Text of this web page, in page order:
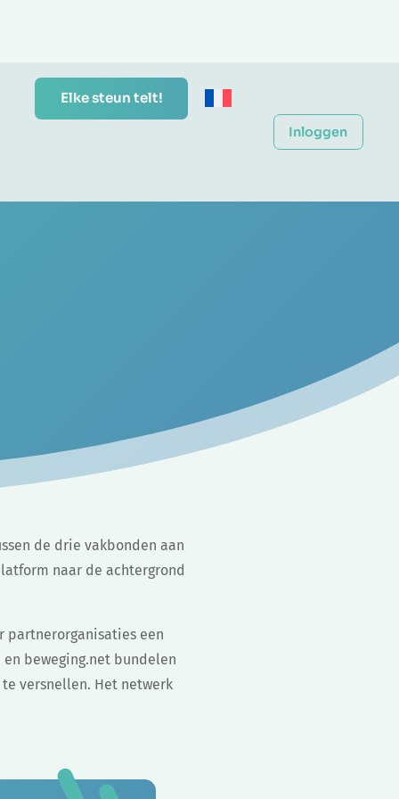
Elke steun telt!
Inloggen
de drie vakbonden aan
naar de achtergrond
partnerorganisaties een
en beweging.net bundelen
versnellen. Het netwerk